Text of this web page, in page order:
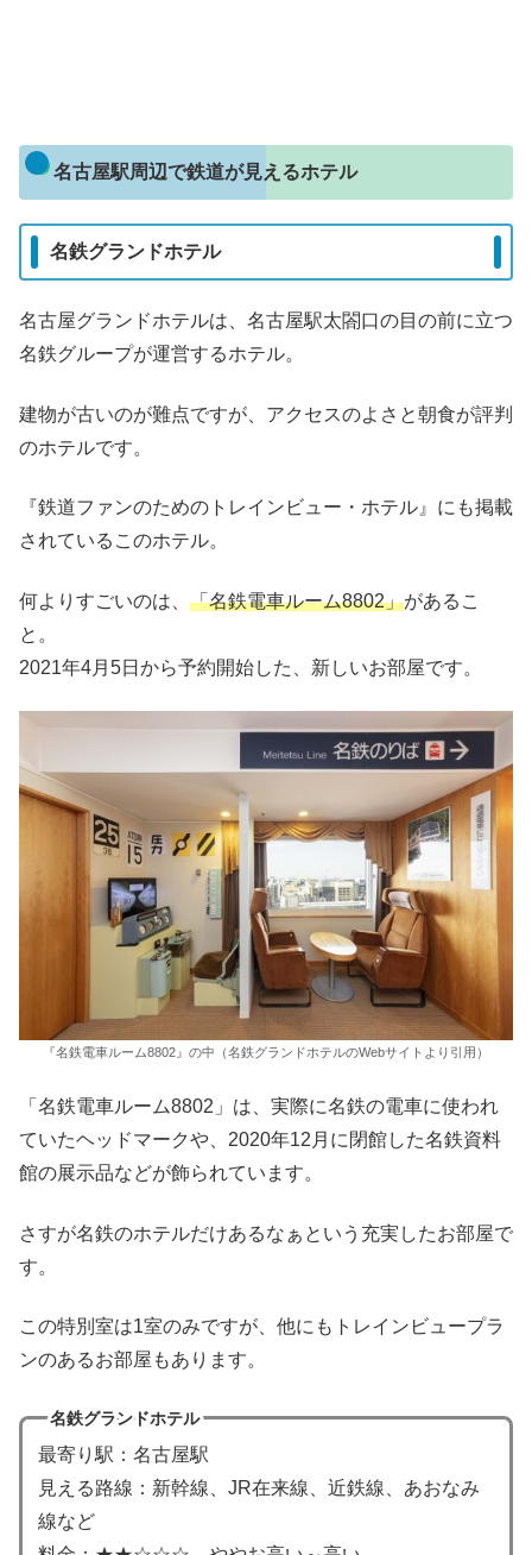
名古屋駅周辺で鉄道が見えるホテル
名鉄グランドホテル
名古屋グランドホテルは、名古屋駅太閤口の目の前に立つ
名鉄グループが運営するホテル。
建物が古いのが難点ですが、アクセスのよさと朝食が評判
のホテルです。
『鉄道ファンのためのトレインビュー・ホテル』にも掲載
されているこのホテル。
何よりすごいのは、 「名鉄電車ルーム8802」があるこ
と。
2021年4月5日から予約開始した、新しいお部屋です。
『名鉄電車ルーム8802』の中（名鉄グランドホテルのWebサイトより引用）
「名鉄電車ルーム8802」は、実際に名鉄の電車に使われ
ていたヘッドマークや、2020年12月に閉館した名鉄資料
館の展示品などが飾られています。
さすが名鉄のホテルだけあるなぁという充実したお部屋で
す。
この特別室は1室のみですが、他にもトレインビュープラ
ンのあるお部屋もあります。
名鉄グランドホテル
最寄り駅：名古屋駅
見える路線：新幹線、JR在来線、近鉄線、あおなみ
線など